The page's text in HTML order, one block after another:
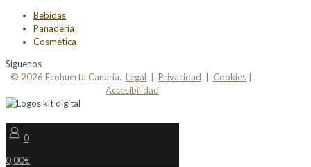
Bebidas
Panadería
Cosmética
Síguenos
© 2026 Ecohuerta Canaria. Legal Privacidad Cookies
Accesibilidad
0
0,00€